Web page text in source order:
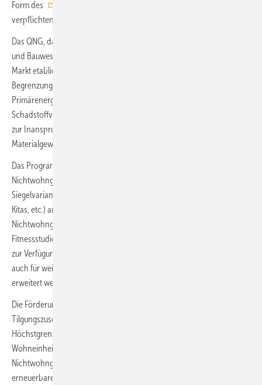
Form des
verpflichtenden Fördervoraussetzung.
Das QNG, das im Bundesministerium für Wohnen, Stadtentwicklung
und Bauwesen (BMWSB) verantwortet wird, nutzt bestehende, im
Markt etablierte Bewertungssysteme. Es definiert Kriterien zur
Begrenzung der Treibhausgasemissionen und des
Primärenergiebedarfs im Lebenszyklus, aber auch
Schadstoffvermeidung in Baumaterialien, zur Barrierefreiheit sowie
zur Inanspruchnahme von Ressourcen und zur nachhaltigen
Materialgewinnung.
Das Programm EH/EG 40 NH wird für Wohngebäude sowie für
Nichtwohngebäude auf Basis der im Markt verfügbaren
Siegelvarianten (Büro- /Verwaltungs-, Unterrichtsgebäude, Schulen,
Kitas, etc.) angeboten. Weitere Siegelvarianten für
Nichtwohngebäude, beispielsweise für Einkaufszentren oder
Fitnessstudios, werden derzeit entwickelt und sollen im Herbst 2022
zur Verfügung gestellt werden, sodass dann das Förderprogramm
auch für weitere Typen von Nichtwohngebäuden schrittweise
erweitert werden kann.
Die Förderung erfolgt als zinsgünstiger Kredit mit einem
Tilgungszuschuss in Höhe von 12,5 % der förderfähigen Kosten. Die
Höchstgrenze der förderfähigen Kosten beträgt 150 000 Euro pro
Wohneinheit bei Wohngebäuden und 30 Mio. Euro bei
Nichtwohngebäuden. Es werden nur noch Wärmeerzeuger auf Basis
erneuerbarer Energien gefördert. Die Beantragung erfolgt